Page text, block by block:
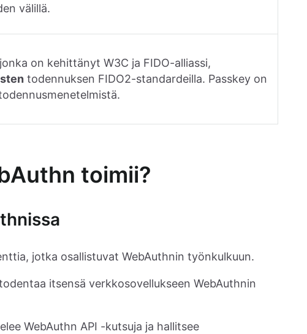
välillä.
on kehittänyt W3C ja FIDO-alliassi,
todennuksen FIDO2-standardeilla. Passkey on
toimii?
jotka osallistuvat WebAuthnin työnkulkuun.
itsensä verkkosovellukseen WebAuthnin
WebAuthn API -kutsuja ja hallitsee